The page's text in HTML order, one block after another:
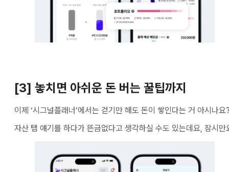
[3] 놓치면 아쉬운 돈 버는 꿀팁까지
이제 ‘시그널플래너’에서는 걷기만 해도 돈이 쌓인다는 거 아시나요
자산 탭 얘기를 하다가 뜬금없다고 생각하실 수도 있는데요, 잠시만